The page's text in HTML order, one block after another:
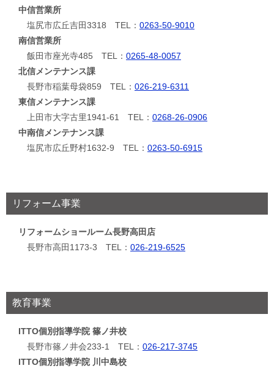
中信営業所
塩尻市広丘吉田3318 TEL： 0263-50-9010
南信営業所
飯田市座光寺485 TEL： 0265-48-0057
北信メンテナンス課
長野市稲葉母袋859 TEL： 026-219-6311
東信メンテナンス課
上田市大字古里1941-61 TEL： 0268-26-0906
中南信メンテナンス課
塩尻市広丘野村1632-9 TEL： 0263-50-6915
リフォーム事業
リフォームショールーム長野高田店
長野市高田1173-3 TEL： 026-219-6525
教育事業
ITTO個別指導学院 篠ノ井校
長野市篠ノ井会233-1 TEL： 026-217-3745
ITTO個別指導学院 川中島校